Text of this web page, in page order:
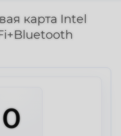
карта Intel
0